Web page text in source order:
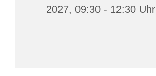
2027, 09:30 - 12:30 Uhr